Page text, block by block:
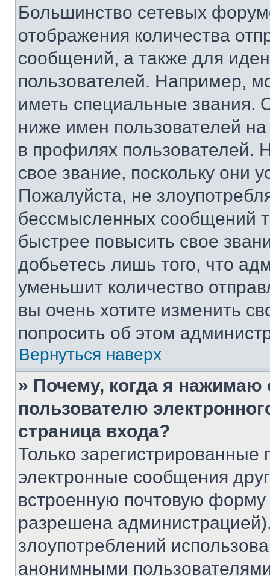
Большинство сетевых
отображения количества
сообщений, а также для
пользователей. Например,
иметь специальные звания.
ниже имен пользователей
в профилях
свое звание, поскольку они
Пожалуйста, не
бессмысленных сообщений
быстрее повысить свое
добьетесь лишь того, что
уменьшит количество
вы очень хотите изменить
попросить об этом
Вернуться наверх
» Почему, когда я нажимаю
пользователю
страница входа?
Только зарегистрированные
электронные сообщения
встроенную почтовую
разрешена
злоупотреблений
анонимными